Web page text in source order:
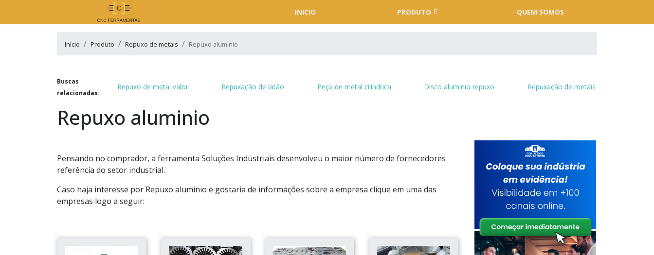
INICIO PRODUTO QUEM SOMOS
Início Produto Repuxo de metais Repuxo aluminio
Buscas
relacionadas:
Repuxo de metal valor Repuxação de latão Peça de metal cilíndrica Disco aluminio repuxo Repuxação de metais
Repuxo aluminio
Pensando no comprador, a ferramenta Soluções Industriais desenvolveu o maior número de fornecedores
referência do setor industrial.
Caso haja interesse por Repuxo aluminio e gostaria de informações sobre a empresa clique em uma das
empresas logo a seguir: